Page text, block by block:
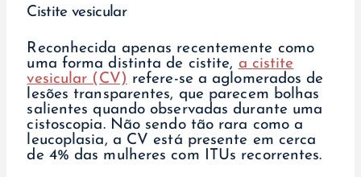
Cistite vesicular
Reconhecida apenas recentemente como
uma forma distinta de cistite, a cistite
vesicular (CV) refere-se a aglomerados de
lesões transparentes, que parecem bolhas
salientes quando observadas durante uma
cistoscopia. Não sendo tão rara como a
leucoplasia, a CV está presente em cerca
de 4% das mulheres com ITUs recorrentes.